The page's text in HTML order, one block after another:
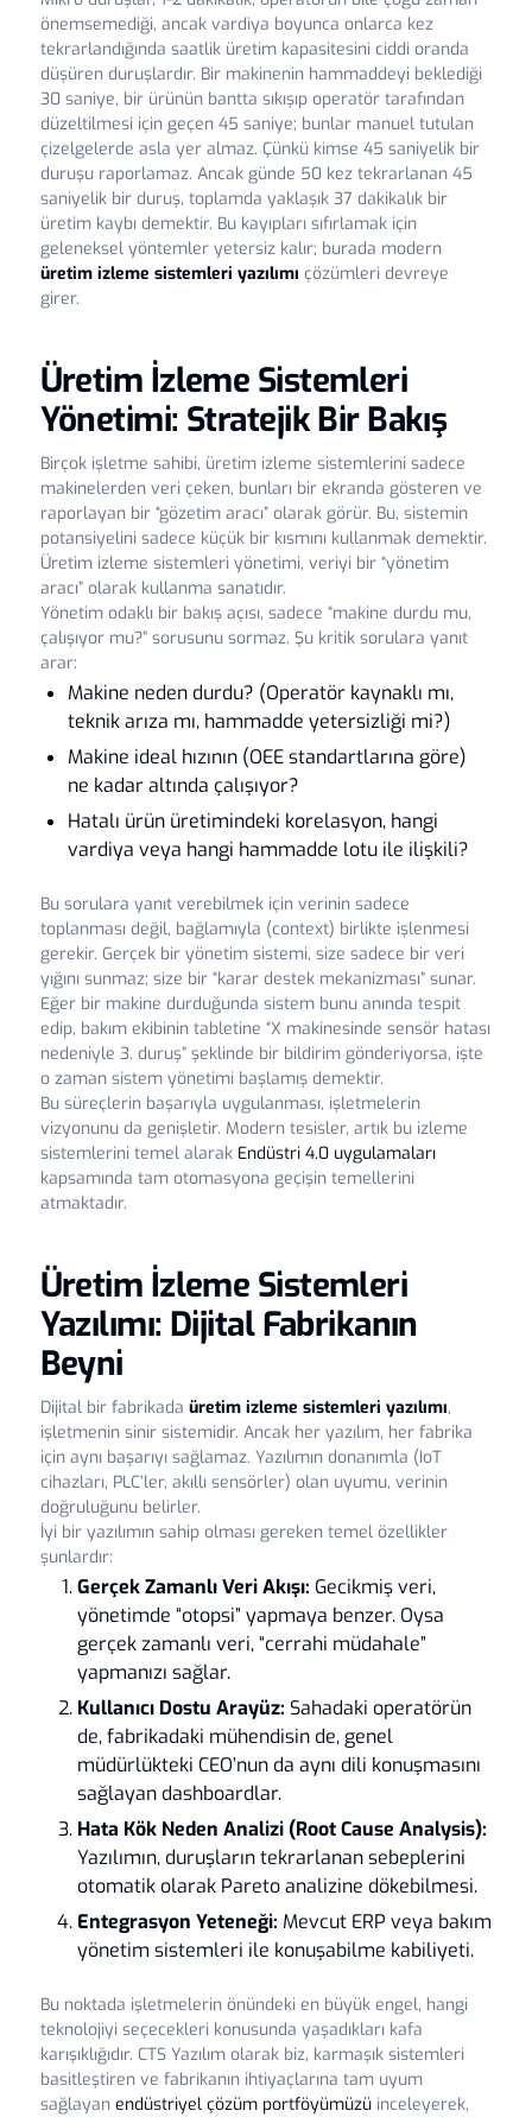
önemsemediği, ancak vardiya boyunca onlarca kez
tekrarlandığında saatlik üretim kapasitesini ciddi oranda
düşüren duruşlardır. Bir makinenin hammaddeyi beklediği
30 saniye, bir ürünün bantta sıkışıp operatör tarafından
düzeltilmesi için geçen 45 saniye; bunlar manuel tutulan
çizelgelerde asla yer almaz. Çünkü kimse 45 saniyelik bir
duruşu raporlamaz. Ancak günde 50 kez tekrarlanan 45
saniyelik bir duruş, toplamda yaklaşık 37 dakikalık bir
üretim kaybı demektir. Bu kayıpları sıfırlamak için
geleneksel yöntemler yetersiz kalır; burada modern
üretim izleme sistemleri yazılımı çözümleri devreye
girer.
Üretim İzleme Sistemleri
Yönetimi: Stratejik Bir Bakış
Birçok işletme sahibi, üretim izleme sistemlerini sadece
makinelerden veri çeken, bunları bir ekranda gösteren ve
raporlayan bir “gözetim aracı” olarak görür. Bu, sistemin
potansiyelini sadece küçük bir kısmını kullanmak demektir.
Üretim izleme sistemleri yönetimi, veriyi bir “yönetim
aracı” olarak kullanma sanatıdır.
Yönetim odaklı bir bakış açısı, sadece “makine durdu mu,
çalışıyor mu?” sorusunu sormaz. Şu kritik sorulara yanıt
arar:
Makine neden durdu? (Operatör kaynaklı mı,
teknik arıza mı, hammadde yetersizliği mi?)
Makine ideal hızının (OEE standartlarına göre)
ne kadar altında çalışıyor?
Hatalı ürün üretimindeki korelasyon, hangi
vardiya veya hangi hammadde lotu ile ilişkili?
Bu sorulara yanıt verebilmek için verinin sadece
toplanması değil, bağlamıyla (context) birlikte işlenmesi
gerekir. Gerçek bir yönetim sistemi, size sadece bir veri
yığını sunmaz; size bir “karar destek mekanizması” sunar.
Eğer bir makine durduğunda sistem bunu anında tespit
edip, bakım ekibinin tabletine “X makinesinde sensör hatası
nedeniyle 3. duruş” şeklinde bir bildirim gönderiyorsa, işte
o zaman sistem yönetimi başlamış demektir.
Bu süreçlerin başarıyla uygulanması, işletmelerin
vizyonunu da genişletir. Modern tesisler, artık bu izleme
sistemlerini temel alarak Endüstri 4.0 uygulamaları
kapsamında tam otomasyona geçişin temellerini
atmaktadır.
Üretim İzleme Sistemleri
Yazılımı: Dijital Fabrikanın
Beyni
Dijital bir fabrikada üretim izleme sistemleri yazılımı,
işletmenin sinir sistemidir. Ancak her yazılım, her fabrika
için aynı başarıyı sağlamaz. Yazılımın donanımla (IoT
cihazları, PLC’ler, akıllı sensörler) olan uyumu, verinin
doğruluğunu belirler.
İyi bir yazılımın sahip olması gereken temel özellikler
şunlardır:
Gerçek Zamanlı Veri Akışı: Gecikmiş veri,
yönetimde “otopsi” yapmaya benzer. Oysa
gerçek zamanlı veri, “cerrahi müdahale”
yapmanızı sağlar.
Kullanıcı Dostu Arayüz: Sahadaki operatörün
de, fabrikadaki mühendisin de, genel
müdürlükteki CEO’nun da aynı dili konuşmasını
sağlayan dashboardlar.
Hata Kök Neden Analizi (Root Cause Analysis):
Yazılımın, duruşların tekrarlanan sebeplerini
otomatik olarak Pareto analizine dökebilmesi.
Entegrasyon Yeteneği: Mevcut ERP veya bakım
yönetim sistemleri ile konuşabilme kabiliyeti.
Bu noktada işletmelerin önündeki en büyük engel, hangi
teknolojiyi seçecekleri konusunda yaşadıkları kafa
karışıklığıdır. CTS Yazılım olarak biz, karmaşık sistemleri
basitleştiren ve fabrikanın ihtiyaçlarına tam uyum
sağlayan endüstriyel çözüm portföyümüzüinceleyerek,